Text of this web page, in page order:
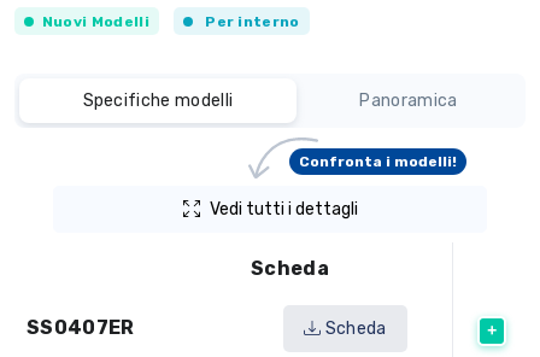
Nuovi Modelli Per interno
Specifiche modelli Panoramica
Vedi tutti i dettagli
Confronta i modelli!
Scheda
SS0407ER Scheda